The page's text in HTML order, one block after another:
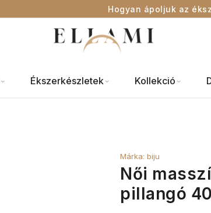
Hogyan ápoljuk az
Ékszerkészletek Kollekció
Női
pillangó
Márka:biju